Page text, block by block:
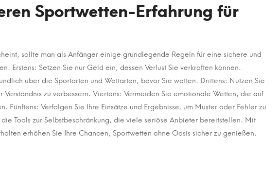
Sportwetten-Erfahrung für
sollte man als Anfänger einige grundlegende Regeln für eine sichere und
Erstens: Setzen Sie nur Geld ein, dessen Verlust Sie verkraften können.
über die Sportarten und Wettarten, bevor Sie wetten. Drittens: Nutzen Sie
Verständnis zu verbessern. Viertens: Vermeiden Sie emotionale Wetten, die auf
Fünftens: Verfolgen Sie Ihre Einsätze und Ergebnisse, um Muster oder Fehler zu
Tools zur Selbstbeschränkung, die viele seriöse Anbieter bereitstellen. Mit
erhöhen Sie Ihre Chancen, Sportwetten ohne Oasis sicher zu genießen.